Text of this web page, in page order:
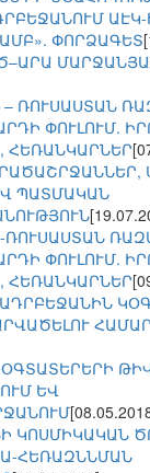
ՓՈՐՁԱԳԵՏ
ՄԱՐՋԱՆՅԱՆ
ՌՈՒՍԱՍՏԱՆ
ՓՈՒԼՈՒՄ.
ՀԵՌԱՆԿԱՐՆԵՐ
ՊԱՏՄԱԿԱՆ
ՌՈՒՍԱՍՏԱՆ
ՓՈՒԼՈՒՄ.
ՀԵՌԱՆԿԱՐՆԵՐ
ԵՎ
ԿՈՍՄԻԿԱԿԱՆ
ՀԵՌԱԶՆՆՄԱՆ